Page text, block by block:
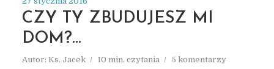
CZY TY ZBUDUJESZ MI
DOM?…
Autor: Ks. Jacek 10 min. czytania 5 komentarzy